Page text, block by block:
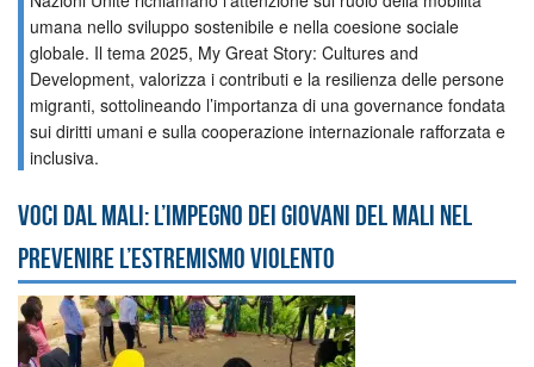
umana nello sviluppo sostenibile e nella coesione sociale
globale. Il tema 2025, My Great Story: Cultures and
Development, valorizza i contributi e la resilienza delle persone
migranti, sottolineando l’importanza di una governance fondata
sui diritti umani e sulla cooperazione internazionale rafforzata e
inclusiva.
Voci dal Mali: l’impegno dei giovani del Mali nel
prevenire l’estremismo violento